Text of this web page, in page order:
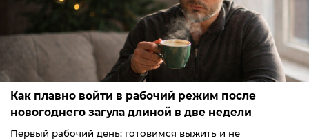
Как плавно войти в рабочий режим после
новогоднего загула длиной в две недели
Первый рабочий день: готовимся выжить и не